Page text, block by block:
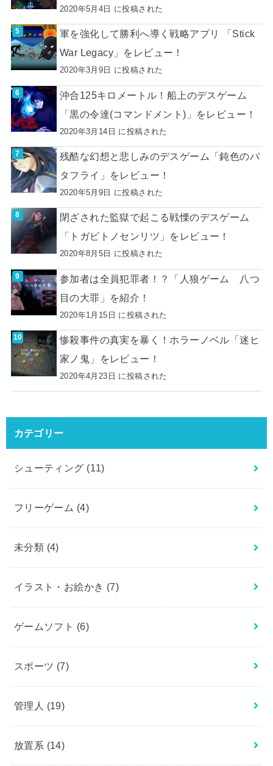
2020年5月4日 に投稿された
軍を強化して勝利へ導く戦略アプリ 「Stick
War Legacy」をレビュー！
2020年3月9日 に投稿された
沖合125キロメートル！船上のデスゲーム
「黒の令達(コマンドメント)」をレビュー！
2020年3月14日 に投稿された
残酷な幻想と悲しみのデスゲーム「鈍色のバ
タフライ」をレビュー！
2020年5月9日 に投稿された
閉ざされた監獄で起こる戦慄のデスゲーム
「トガビトノセンリツ」をレビュー！
2020年8月5日 に投稿された
参加者は全員犯罪者！？「人狼ゲーム 八つ
目の大罪」を紹介！
2020年1月15日 に投稿された
惨殺事件の真実を暴く！ホラーノベル「迷ヒ
家ノ鬼」をレビュー！
2020年4月23日 に投稿された
カテゴリー
シューティング (11)
フリーゲーム (4)
未分類 (4)
イラスト・お絵かき (7)
ゲームソフト (6)
スポーツ (7)
管理人 (19)
放置系 (14)